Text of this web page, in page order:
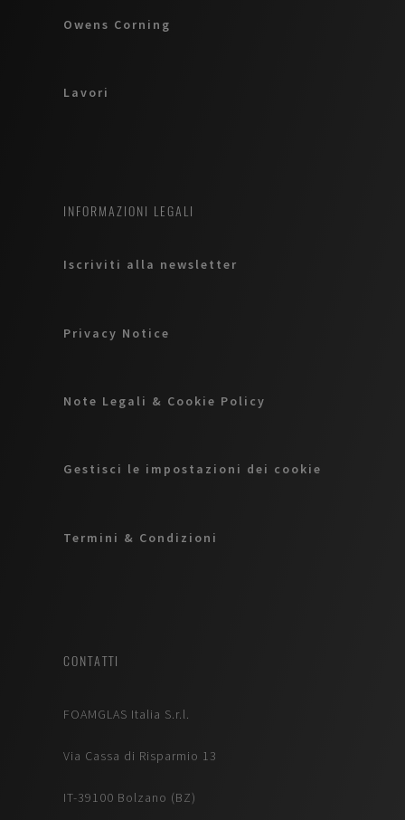
Owens Corning
Lavori
INFORMAZIONI LEGALI
Iscriviti alla newsletter
Privacy Notice
Note Legali & Cookie Policy
Gestisci le impostazioni dei cookie
Termini & Condizioni
CONTATTI
FOAMGLAS Italia S.r.l.
Via Cassa di Risparmio 13
IT-39100 Bolzano (BZ)